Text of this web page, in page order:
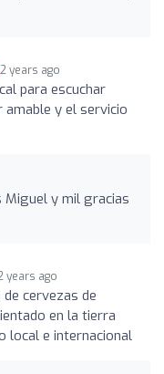
2 years ago
para escuchar
amable y el servicio
Miguel y mil gracias
years ago
cervezas de
en la tierra
local e internacional